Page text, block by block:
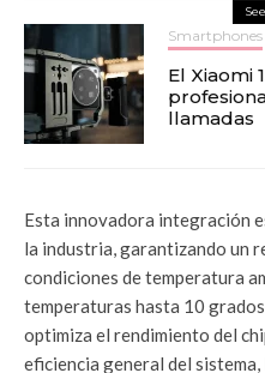
Smartphones
El Xiaomi
llamadas
Esta innovadora integración
la industria, garantizando un
condiciones de temperatura
temperaturas hasta 10
optimiza el rendimiento del
eficiencia general del